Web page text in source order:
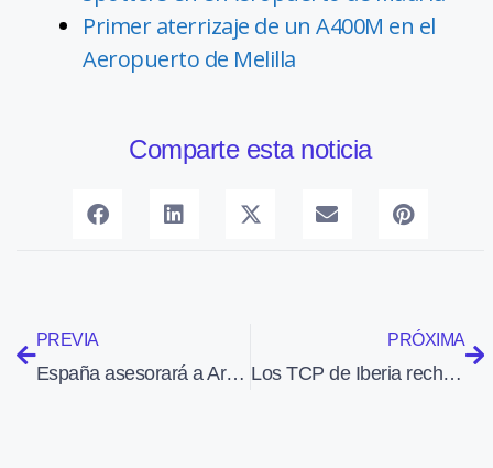
Primer aterrizaje de un A400M en el
Aeropuerto de Melilla
Comparte esta noticia
PREVIA
España asesorará a Armenia en temas de seguridad aérea
PRÓXIMA
Los TCP de Iberia rechazan en referéndum la propuesta de convenio colectivo